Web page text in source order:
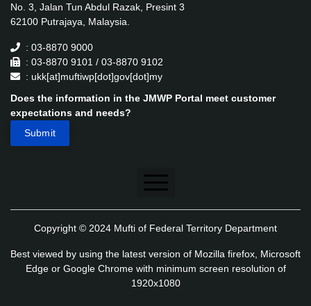
No. 3, Jalan Tun Abdul Razak, Presint 3
62100 Putrajaya, Malaysia.
: 03-8870 9000
: 03-8870 9101 / 03-8870 9102
: ukk[at]muftiwp[dot]gov[dot]my
Does the information in the JMWP Portal meet customer
expectations and needs?
Disclaimer
Application's Privacy Policy
Copyright © 2024 Mufti of Federal Territory Department
Best viewed by using the latest version of Mozilla firefox, Microsoft
Edge or Google Chrome with minimum screen resolution of
1920x1080